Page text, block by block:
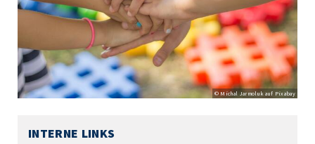
© Michal Jarmoluk auf Pixabay
INTERNE LINKS